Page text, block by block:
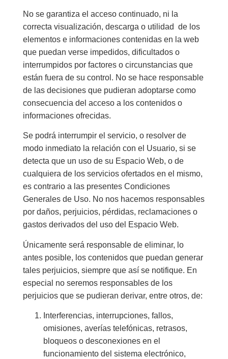
No se garantiza el acceso continuado, ni la
correcta visualización, descarga o utilidad de los
elementos e informaciones contenidas en la web
que puedan verse impedidos, dificultados o
interrumpidos por factores o circunstancias que
están fuera de su control. No se hace responsable
de las decisiones que pudieran adoptarse como
consecuencia del acceso a los contenidos o
informaciones ofrecidas.
Se podrá interrumpir el servicio, o resolver de
modo inmediato la relación con el Usuario, si se
detecta que un uso de su Espacio Web, o de
cualquiera de los servicios ofertados en el mismo,
es contrario a las presentes Condiciones
Generales de Uso. No nos hacemos responsables
por daños, perjuicios, pérdidas, reclamaciones o
gastos derivados del uso del Espacio Web.
Únicamente será responsable de eliminar, lo
antes posible, los contenidos que puedan generar
tales perjuicios, siempre que así se notifique. En
especial no seremos responsables de los
perjuicios que se pudieran derivar, entre otros, de:
Interferencias, interrupciones, fallos,
omisiones, averías telefónicas, retrasos,
bloqueos o desconexiones en el
funcionamiento del sistema electrónico,